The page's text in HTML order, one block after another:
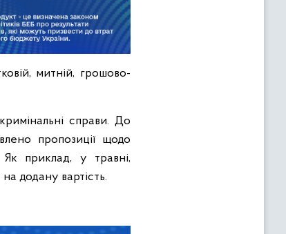
митній, грошово-
справи. До
пропозиції щодо
приклад, у травні,
додану вартість.